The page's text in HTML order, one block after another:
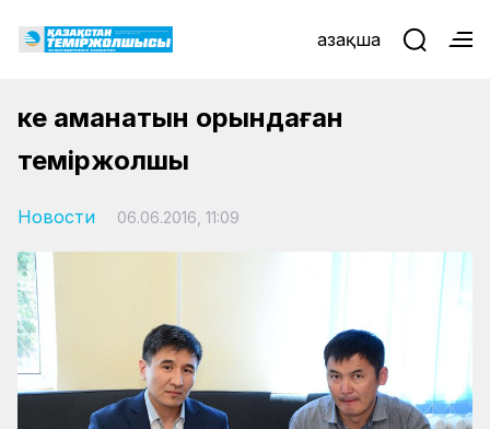
Қазақша
Әке аманатын орындаған
теміржолшы
Новости 06.06.2016, 11:09